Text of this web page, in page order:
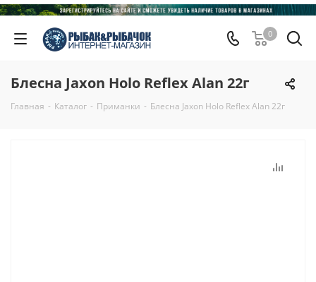
0
Блесна Jaxon Holo Reflex Alan 22г
Главная - Каталог - Приманки - Блесна Jaxon Holo Reflex Alan 22г